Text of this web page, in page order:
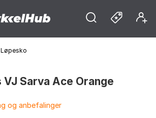
Løpesko
Sarva Ace Orange
og anbefalinger